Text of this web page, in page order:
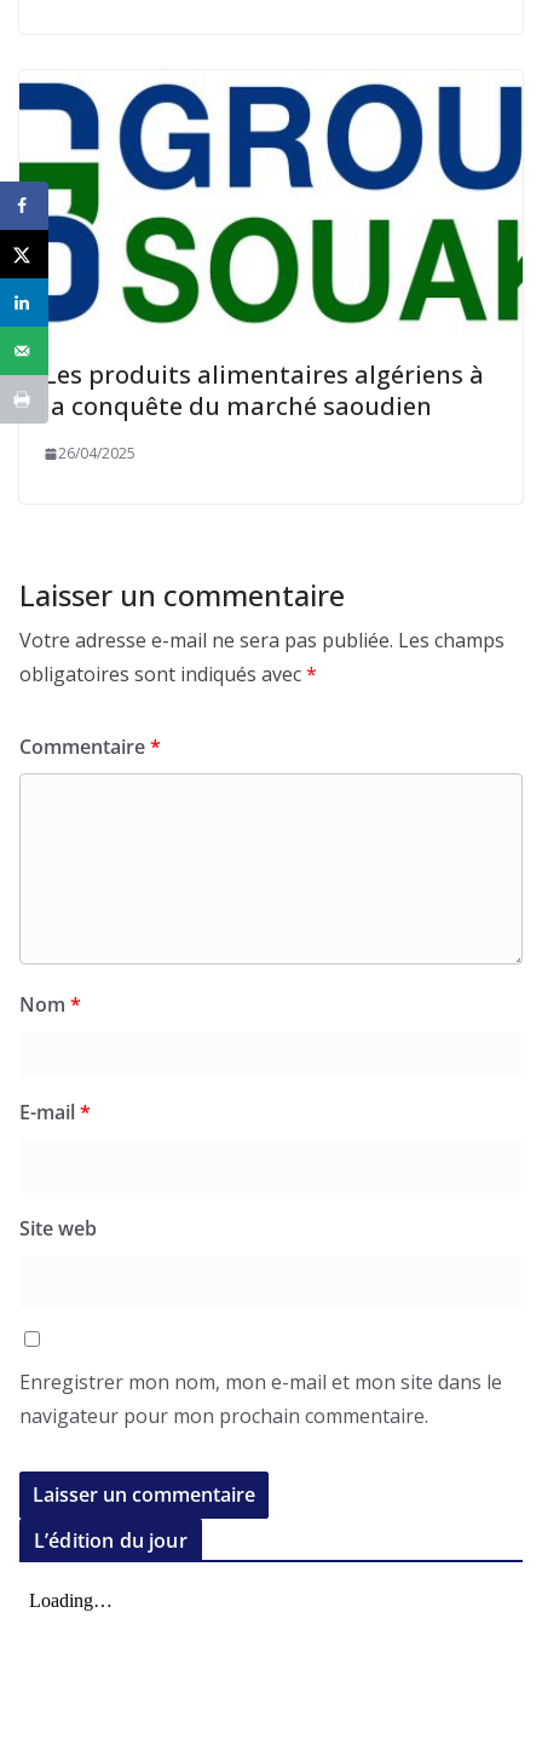
Les produits alimentaires algériens à
la conquête du marché saoudien
26/04/2025
Laisser un commentaire
Votre adresse e-mail ne sera pas publiée. Les champs
obligatoires sont indiqués avec*
Commentaire*
Nom *
E-mail*
Site web
Enregistrer mon nom, mon e-mail et mon site dans le
navigateur pour mon prochain commentaire.
L’édition du jour